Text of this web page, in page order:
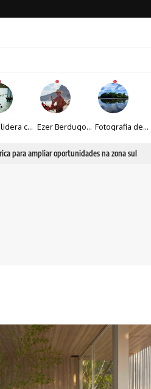
Brasil lidera crescimento entre os 15 maiores mercados globais de viagens corporativas Ezer Berdugo transforma experiências multiculturais e memórias em narrativas visuais por meio da fotografia Fotografia de Fátima Carlini transforma paisagens naturais em experiências de contemplação
para ampliar oportunidades na zona sul